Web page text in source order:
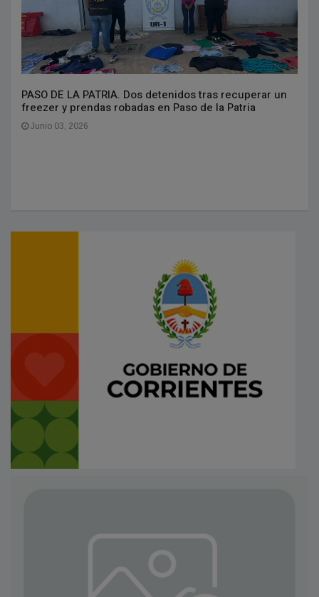
PASO DE LA PATRIA. Dos detenidos tras recuperar un
freezer y prendas robadas en Paso de la Patria
Junio 03, 2026